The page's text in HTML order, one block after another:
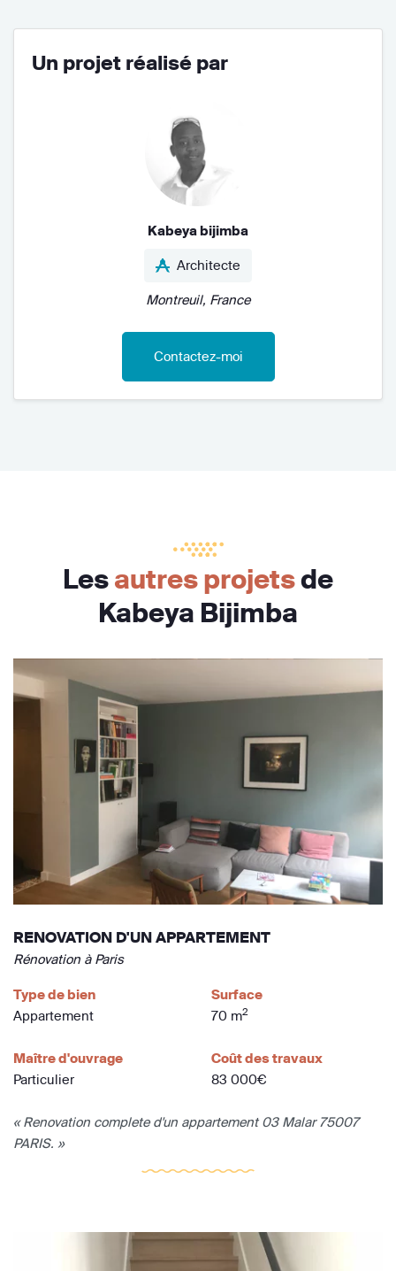
Un projet réalisé par
Kabeya bijimba
Architecte
Montreuil, France
Contactez-moi
Lesautres projetsde
Kabeya Bijimba
RENOVATION D'UN APPARTEMENT
Rénovation à Paris
Type de bien
Appartement
Surface
70 m2
Maître d'ouvrage
Particulier
Coût des travaux
83 000€
« Renovation complete d'un appartement 03 Malar 75007
PARIS. »